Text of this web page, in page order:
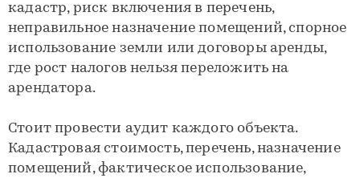
кадастр, риск включения в перечень,
неправильное назначение помещений, спорное
использование земли или договоры аренды,
где рост налогов нельзя переложить на
арендатора.
Стоит провести аудит каждого объекта.
Кадастровая стоимость, перечень, назначение
помещений, фактическое использование,